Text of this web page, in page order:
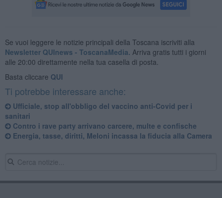
Se vuoi leggere le notizie principali della Toscana iscriviti alla
Newsletter QUInews - ToscanaMedia. Arriva gratis tutti i giorni
alle 20:00 direttamente nella tua casella di posta.
Basta cliccare QUI
Ti potrebbe interessare anche:
Ufficiale, stop all'obbligo del vaccino anti-Covid per i
sanitari
Contro i rave party arrivano carcere, multe e confische
Energia, tasse, diritti, Meloni incassa la fiducia alla Camera